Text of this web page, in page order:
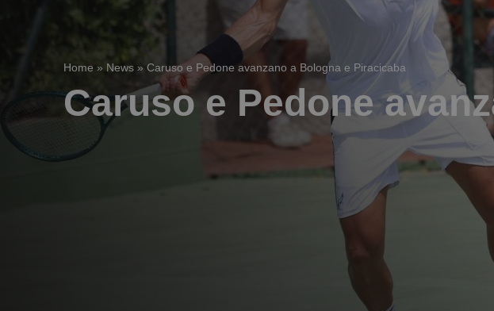
Home » News » Caruso e Pedone avanzano a Bologna e Piracicaba
Caruso e Pedone